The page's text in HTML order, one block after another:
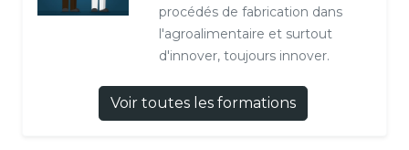
procédés de fabrication dans
l'agroalimentaire et surtout
d'innover, toujours innover.
Voir toutes les formations